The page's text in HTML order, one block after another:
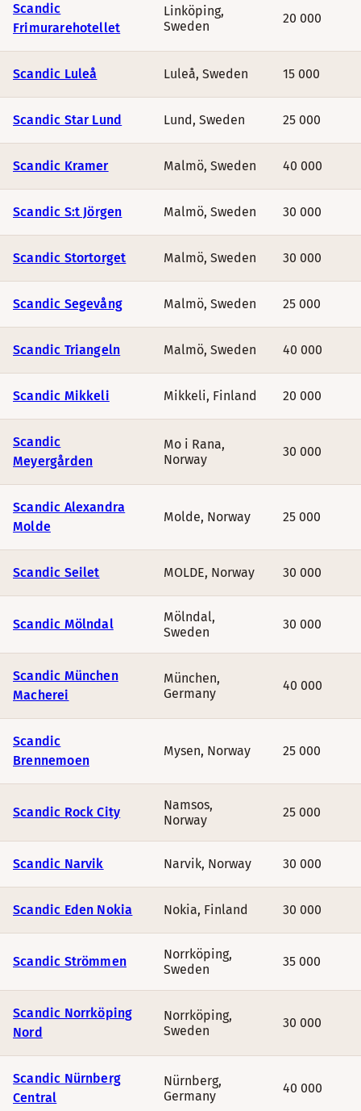
Scandic
Frimurarehotellet
Linköping,
Sweden
20 000
Scandic Luleå Luleå, Sweden 15 000
Scandic Star Lund Lund, Sweden 25 000
Scandic Kramer Malmö, Sweden 40 000
Scandic S:t Jörgen Malmö, Sweden 30 000
Scandic Stortorget Malmö, Sweden 30 000
Scandic Segevång Malmö, Sweden 25 000
Scandic Triangeln Malmö, Sweden 40 000
Scandic Mikkeli Mikkeli, Finland 20 000
Scandic
Meyergården
Mo i Rana,
Norway
30 000
Scandic Alexandra
Molde
Molde, Norway 25 000
Scandic Seilet MOLDE, Norway 30 000
Scandic Mölndal Mölndal,
Sweden
30 000
Scandic München
Macherei
München,
Germany
40 000
Scandic
Brennemoen
Mysen, Norway 25 000
Scandic Rock City Namsos,
Norway
25 000
Scandic Narvik Narvik, Norway 30 000
Scandic Eden Nokia Nokia, Finland 30 000
Scandic Strömmen Norrköping,
Sweden
35 000
Scandic Norrköping
Nord
Norrköping,
Sweden
30 000
Scandic Nürnberg
Central
Nürnberg,
Germany
40 000